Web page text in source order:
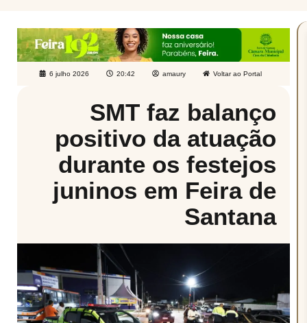
6 julho 2026 20:42 amaury Voltar ao Portal
SMT faz balanço
positivo da atuação
durante os festejos
juninos em Feira de
Santana